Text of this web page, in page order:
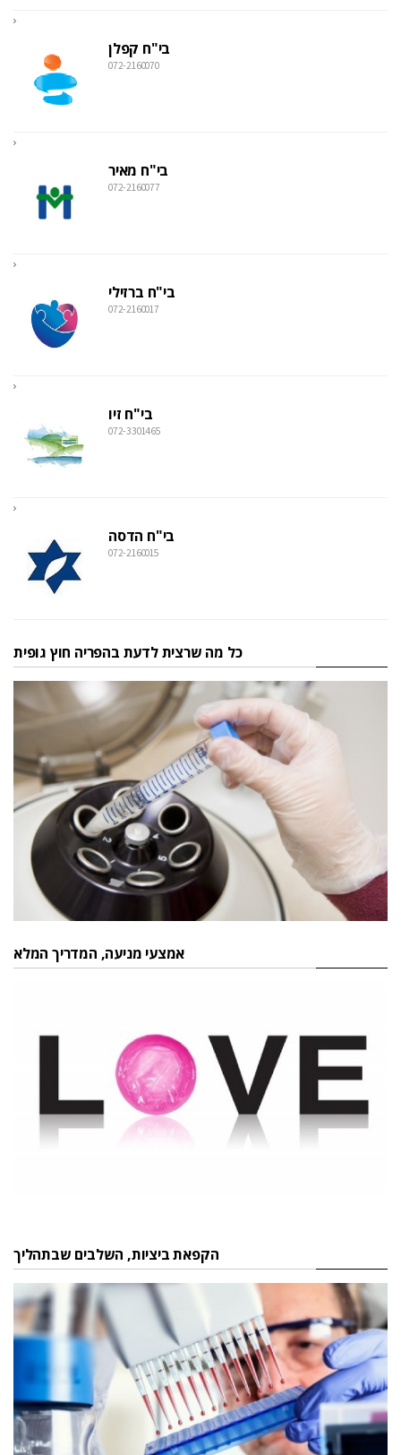
בי"ח קפלן
072-2160070
בי"ח מאיר
072-2160077
בי"ח ברזילי
072-2160017
בי"ח זיו
072-3301465
בי"ח הדסה
072-2160015
כל מה שרצית לדעת בהפריה חוץ גופית
אמצעי מניעה, המדריך המלא
הקפאת ביציות, השלבים שבתהליך